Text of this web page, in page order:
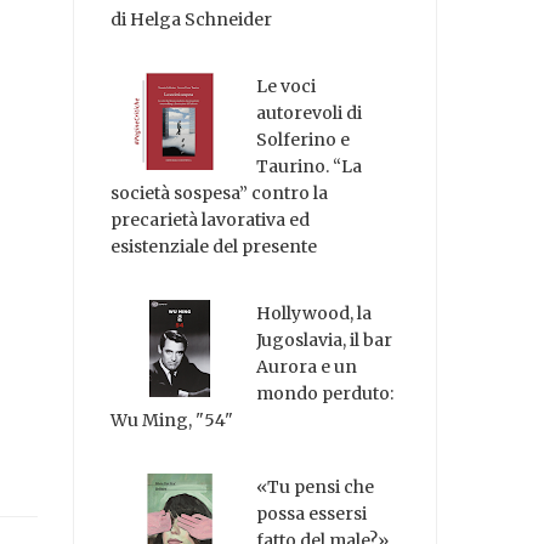
di Helga Schneider
Le voci
autorevoli di
Solferino e
Taurino. “La
società sospesa” contro la
precarietà lavorativa ed
esistenziale del presente
Hollywood, la
Jugoslavia, il bar
Aurora e un
mondo perduto:
Wu Ming, "54"
«Tu pensi che
possa essersi